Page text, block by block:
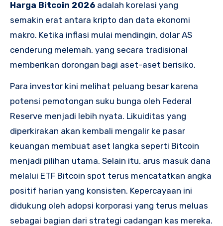
Harga Bitcoin 2026 adalah korelasi yang
semakin erat antara kripto dan data ekonomi
makro. Ketika inflasi mulai mendingin, dolar AS
cenderung melemah, yang secara tradisional
memberikan dorongan bagi aset-aset berisiko.
Para investor kini melihat peluang besar karena
potensi pemotongan suku bunga oleh Federal
Reserve menjadi lebih nyata. Likuiditas yang
diperkirakan akan kembali mengalir ke pasar
keuangan membuat aset langka seperti Bitcoin
menjadi pilihan utama. Selain itu, arus masuk dana
melalui ETF Bitcoin spot terus mencatatkan angka
positif harian yang konsisten. Kepercayaan ini
didukung oleh adopsi korporasi yang terus meluas
sebagai bagian dari strategi cadangan kas mereka.